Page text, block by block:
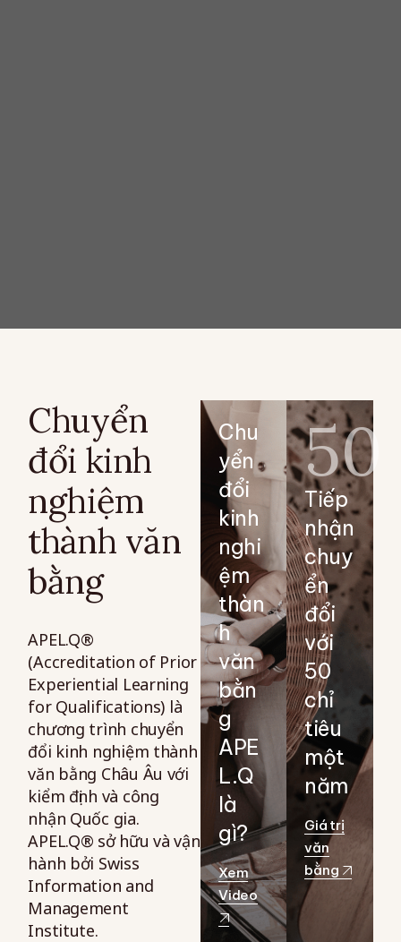
Chuyển
đổi kinh
nghiệm
thành văn
bằng
APEL.Q®
(Accreditation of Prior
Experiential Learning
for Qualifications) là
chương trình chuyển
đổi kinh nghiệm thành
văn bằng Châu Âu với
kiểm định và công
nhận Quốc gia.
APEL.Q® sở hữu và vận
hành bởi Swiss
Information and
Management
Institute.
Chu
yển
đổi
kinh
nghi
ệm
thàn
h
văn
bằn
g
APE
L.Q
là
gì?
Xem
Video
50
Tiếp
nhận
chuy
ển
đổi
với
50
chỉ
tiêu
một
năm
Giá trị
văn
bằng